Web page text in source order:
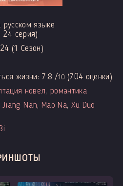
русском языке
24 серия)
(1 Сезон)
жизни: 7.8 /10 (704 оценки)
новел, романтика
Jiang Nan, Mao Na, Xu Duo